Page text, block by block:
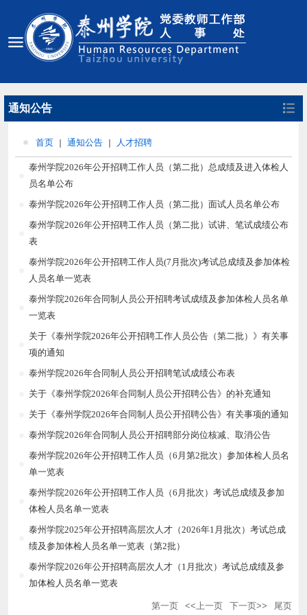
通知公告
首页 通知公告 人才招聘
泰州学院2026年公开招聘工作人员（第二批）总成绩及进入体检人
员名单公布
泰州学院2026年公开招聘工作人员（第二批）面试人员名单公布
泰州学院2026年公开招聘工作人员（第二批）试讲、笔试成绩公布
表
泰州学院2026年公开招聘工作人员(7月批次)考试总成绩及参加体检
人员名单一览表
泰州学院2026年合同制人员公开招聘考试成绩及参加体检人员名单
一览表
关于《泰州学院2026年公开招聘工作人员公告（第二批）》有关事
项的通知
泰州学院2026年合同制人员公开招聘笔试成绩公布表
关于《泰州学院2026年合同制人员公开招聘公告》的补充通知
关于《泰州学院2026年合同制人员公开招聘公告》有关事项的通知
泰州学院2026年合同制人员公开招聘部分岗位核减、取消公告
泰州学院2026年公开招聘工作人员（6月第2批次）参加体检人员名
单一览表
泰州学院2026年公开招聘工作人员（6月批次）考试总成绩及参加
体检人员名单一览表
泰州学院2025年公开招聘高层次人才（2026年1月批次）考试总成
绩及参加体检人员名单一览表（第2批）
泰州学院2026年公开招聘高层次人才（1月批次）考试总成绩及参
加体检人员名单一览表
第一页 <<上一页 下一页>> 尾页